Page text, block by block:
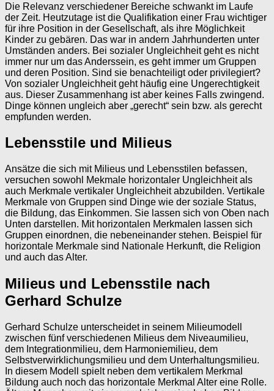
Die Relevanz verschiedener Bereiche schwankt im Laufe
der Zeit. Heutzutage ist die Qualifikation einer Frau wichtiger
für ihre Position in der Gesellschaft, als ihre Möglichkeit
Kinder zu gebären. Das war in andern Jahrhunderten unter
Umständen anders. Bei sozialer Ungleichheit geht es nicht
immer nur um das Anderssein, es geht immer um Gruppen
und deren Position. Sind sie benachteiligt oder privilegiert?
Von sozialer Ungleichheit geht häufig eine Ungerechtigkeit
aus. Dieser Zusammenhang ist aber keines Falls zwingend.
Dinge können ungleich aber „gerecht“ sein bzw. als gerecht
empfunden werden.
Lebensstile und Milieus
Ansätze die sich mit Milieus und Lebensstilen befassen,
versuchen sowohl Mekmale horizontaler Ungleichheit als
auch Merkmale vertikaler Ungleichheit abzubilden. Vertikale
Merkmale von Gruppen sind Dinge wie der soziale Status,
die Bildung, das Einkommen. Sie lassen sich von Oben nach
Unten darstellen. Mit horizontalen Merkmalen lassen sich
Gruppen einordnen, die nebeneinander stehen. Beispiel für
horizontale Merkmale sind Nationale Herkunft, die Religion
und auch das Alter.
Milieus und Lebensstile nach
Gerhard Schulze
Gerhard Schulze unterscheidet in seinem Milieumodell
zwischen fünf verschiedenen Milieus dem Niveaumilieu,
dem Integrationmilieu, dem Harmoniemilieu, dem
Selbstverwirklichungsmilieu und dem Unterhaltungsmilieu.
In diesem Modell spielt neben dem vertikalem Merkmal
Bildung auch noch das horizontale Merkmal Alter eine Rolle.